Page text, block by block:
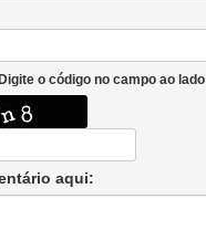
Digite o código no campo ao lado
aqui: